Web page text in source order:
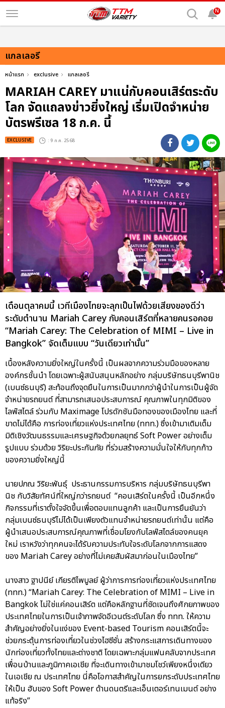
N
แกลเลอรี
หน้าแรก exclusive แกลเลอรี
MARIAH CAREY มาแน่กับคอนเสิร์ตระดับ
โลก จัดแถลงข่าวยิ่งใหญ่ เริ่มเปิดจำหน่าย
บัตรพรีเซล 18 ก.ค. นี้
EXCLUSIVE : 9 ก.ค. 2568
เดือนตุลาคมนี้ เวทีเมืองไทยจะลุกเป็นไฟด้วยเสียงของดีว่า
ระดับตำนาน Mariah Carey กับคอนเสิร์ตที่หลายคนรอคอย
“Mariah Carey: The Celebration of MIMI – Live in
Bangkok” จัดเต็มแบบ “วันเดียวเท่านั้น”
เบื้องหลังความยิ่งใหญ่ในครั้งนี้ เป็นผลจากความร่วมมือของหลาย
องค์กรชั้นนำ โดยเฉพาะผู้สนับสนุนหลักอย่าง กลุ่มบริษัทธนบุรีพานิช
(เบนซ์ธนบุรี) สะท้อนถึงจุดยืนในการเป็นมากกว่าผู้นำในการเป็นผู้จัด
จำหน่ายรถยนต์ ที่สามารถเสนอประสบการณ์ คุณภาพในทุกมิติของ
ไลฟ์สไตล์ ร่วมกับ Maximage โปรดักชันมือทองของเมืองไทย และที่
ขาดไม่ได้คือ การท่องเที่ยวแห่งประเทศไทย (ททท.) ซึ่งเข้ามาเติมเต็ม
มิติเชิงวัฒนธรรมและเศรษฐกิจด้วยกลยุทธ์ Soft Power อย่างเต็ม
รูปแบบ ร่วมด้วย วิริยะประกันภัย ที่ร่วมสร้างความมั่นใจให้กับทุกก้าว
ของความยิ่งใหญ่นี้
นายปภณ วิริยะพันธุ์ ประธานกรรมการบริหาร กลุ่มบริษัทธนบุรีพา
นิช กับวิสัยทัศน์ที่ใหญ่กว่ารถยนต์ “คอนเสิร์ตในครั้งนี้ เป็นอีกหนึ่ง
กิจกรรมที่เราตั้งใจจัดขึ้นเพื่อตอบแทนลูกค้า และเป็นการยืนยันว่า
กลุ่มเบนซ์ธนบุรีไม่ได้เป็นเพียงตัวแทนจำหน่ายรถยนต์เท่านั้น แต่คือ
ผู้นำเสนอประสบการณ์คุณภาพที่เชื่อมโยงกับไลฟ์สไตล์ของคนยุค
ใหม่ เราหวังว่าทุกคนจะได้รับความประทับใจระดับโลกจากการแสดง
ของ Mariah Carey อย่างที่ไม่เคยสัมผัสมาก่อนในเมืองไทย”
นางสาว ฐาปนีย์ เกียรติไพบูลย์ ผู้ว่าการการท่องเที่ยวแห่งประเทศไทย
(ททท.) “Mariah Carey: The Celebration of MIMI – Live in
Bangkok ไม่ใช่แค่คอนเสิร์ต แต่คือหลักฐานที่ชัดเจนถึงศักยภาพของ
ประเทศไทยในการเป็นเจ้าภาพจัดอีเวนต์ระดับโลก ซึ่ง ททท. ให้ความ
สำคัญอย่างยิ่งในแง่ของ Event-based Tourism คอนเสิร์ตนี้จะ
ช่วยกระตุ้นการท่องเที่ยวในช่วงไฮซีซั่น สร้างกระแสการเดินทางของ
นักท่องเที่ยวทั้งไทยและต่างชาติ โดยเฉพาะกลุ่มแฟนคลับจากประเทศ
เพื่อนบ้านและภูมิภาคเอเชีย ที่จะเดินทางเข้ามาชมโชว์เพียงหนึ่งเดียว
ในเอเชีย ณ ประเทศไทย นี่คือโอกาสสำคัญในการยกระดับประเทศไทย
ให้เป็น ฮับของ Soft Power ด้านดนตรีและเอ็นเตอร์เทนเมนต์ อย่าง
แท้จริง”